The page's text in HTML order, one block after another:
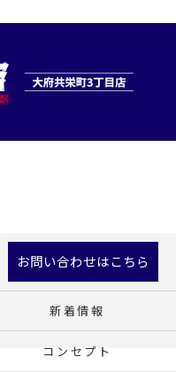
お問い合わせはこちら
新着情報
コンセプト